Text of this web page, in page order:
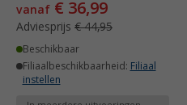
vanaf € 36,99
Adviesprijs € 44,95
Beschikbaar
Filiaalbeschikbaarheid: Filiaal
instellen